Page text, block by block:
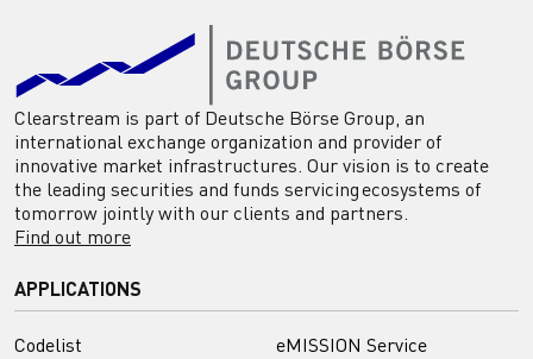
Clearstream is part of Deutsche Börse Group, an
international exchange organization and provider of
innovative market infrastructures. Our vision is to create
the leading securities and funds servicing ecosystems of
tomorrow jointly with our clients and partners.
Find out more
APPLICATIONS
Codelist
eMISSION Service